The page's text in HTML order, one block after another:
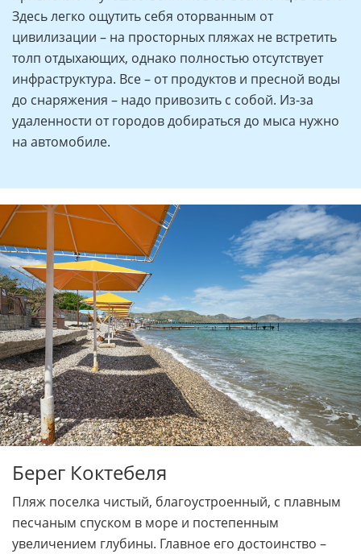
Здесь легко ощутить себя оторванным от
цивилизации – на просторных пляжах не встретить
толп отдыхающих, однако полностью отсутствует
инфраструктура. Все – от продуктов и пресной воды
до снаряжения – надо привозить с собой. Из-за
удаленности от городов добираться до мыса нужно
на автомобиле.
Берег Коктебеля
Пляж поселка чистый, благоустроенный, с плавным
песчаным спуском в море и постепенным
увеличением глубины. Главное его достоинство –